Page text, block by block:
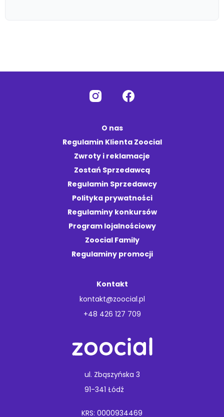
O nas
Regulamin Klienta Zoocial
Zwroty i reklamacje
Zostań Sprzedawcą
Regulamin Sprzedawcy
Polityka prywatności
Regulaminy konkursów
Program lojalnościowy
Zoocial Family
Regulaminy promocji
Kontakt
kontakt@zoocial.pl
+48 426 127 709
ul. Zbąszyńska 3
91-341 Łódź
KRS: 0000934469